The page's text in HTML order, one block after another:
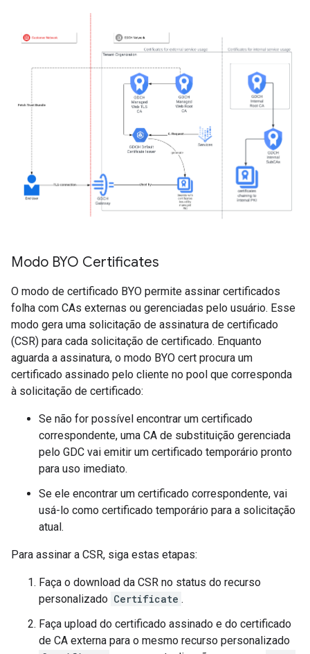
Modo BYO Certificates
O modo de certificado BYO permite assinar certificados
folha com CAs externas ou gerenciadas pelo usuário. Esse
modo gera uma solicitação de assinatura de certificado
(CSR) para cada solicitação de certificado. Enquanto
aguarda a assinatura, o modo BYO cert procura um
certificado assinado pelo cliente no pool que corresponda
à solicitação de certificado:
Se não for possível encontrar um certificado
correspondente, uma CA de substituição gerenciada
pelo GDC vai emitir um certificado temporário pronto
para uso imediato.
Se ele encontrar um certificado correspondente, vai
usá-lo como certificado temporário para a solicitação
atual.
Para assinar a CSR, siga estas etapas:
Faça o download da CSR no status do recurso
personalizado Certificate .
Faça upload do certificado assinado e do certificado
de CA externa para o mesmo recurso personalizado